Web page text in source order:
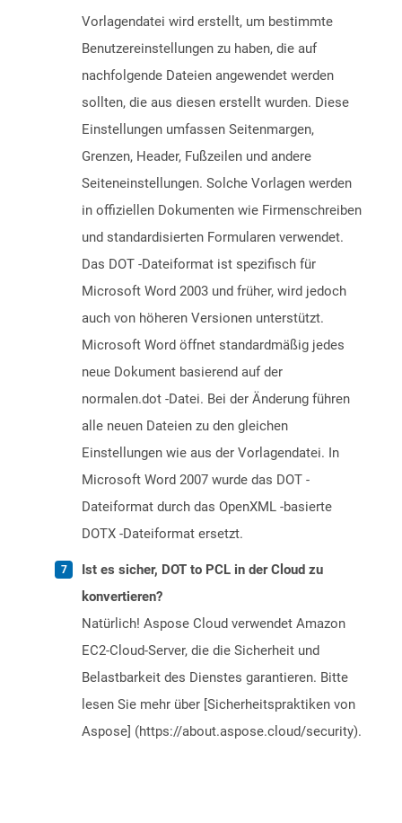
Vorlagendatei wird erstellt, um bestimmte
Benutzereinstellungen zu haben, die auf
nachfolgende Dateien angewendet werden
sollten, die aus diesen erstellt wurden. Diese
Einstellungen umfassen Seitenmargen,
Grenzen, Header, Fußzeilen und andere
Seiteneinstellungen. Solche Vorlagen werden
in offiziellen Dokumenten wie Firmenschreiben
und standardisierten Formularen verwendet.
Das DOT -Dateiformat ist spezifisch für
Microsoft Word 2003 und früher, wird jedoch
auch von höheren Versionen unterstützt.
Microsoft Word öffnet standardmäßig jedes
neue Dokument basierend auf der
normalen.dot -Datei. Bei der Änderung führen
alle neuen Dateien zu den gleichen
Einstellungen wie aus der Vorlagendatei. In
Microsoft Word 2007 wurde das DOT -
Dateiformat durch das OpenXML -basierte
DOTX -Dateiformat ersetzt.
Ist es sicher, DOT to PCL in der Cloud zu
konvertieren?
Natürlich! Aspose Cloud verwendet Amazon
EC2-Cloud-Server, die die Sicherheit und
Belastbarkeit des Dienstes garantieren. Bitte
lesen Sie mehr über [Sicherheitspraktiken von
Aspose] (https://about.aspose.cloud/security).